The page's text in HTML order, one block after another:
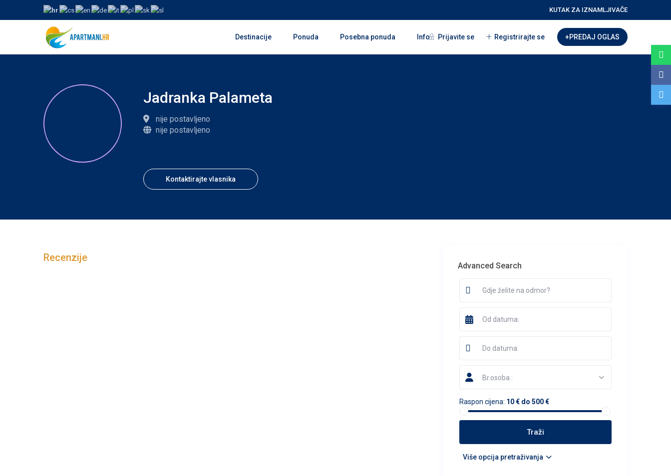
KUTAK ZA IZNAMLJIVAČE
Prijavite se Registrirajte se +PREDAJ OGLAS
Destinacije Ponuda Posebna ponuda Info
Jadranka Palameta
nije postavljeno
nije postavljeno
Kontaktirajte vlasnika
Recenzije
Advanced Search
Br.osoba :
Raspon cijena: 10 € do 500 €
Više opcija pretraživanja